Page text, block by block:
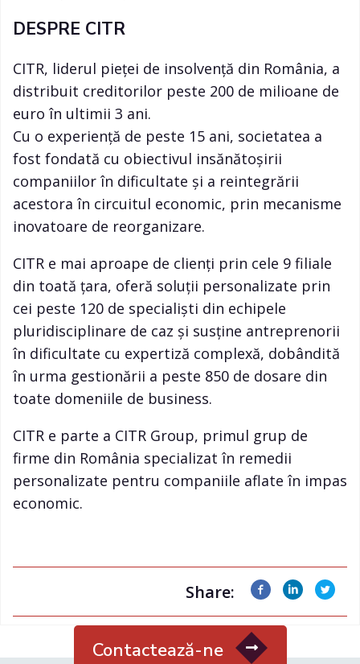
DESPRE CITR
CITR, liderul pieței de insolvență din România, a
distribuit creditorilor peste 200 de milioane de
euro în ultimii 3 ani.
Cu o experiență de peste 15 ani, societatea a
fost fondată cu obiectivul insănătoșirii
companiilor în dificultate și a reintegrării
acestora în circuitul economic, prin mecanisme
inovatoare de reorganizare.
CITR e mai aproape de clienți prin cele 9 filiale
din toată țara, oferă soluții personalizate prin
cei peste 120 de specialiști din echipele
pluridisciplinare de caz și susține antreprenorii
în dificultate cu expertiză complexă, dobândită
în urma gestionării a peste 850 de dosare din
toate domeniile de business.
CITR e parte a CITR Group, primul grup de
firme din România specializat în remedii
personalizate pentru companiile aflate în impas
economic.
Share:
Contactează-ne